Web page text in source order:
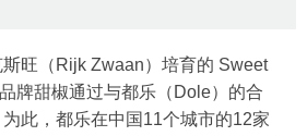
旺（Rijk Zwaan）培育的 Sweet
牌甜椒通过与都乐（Dole）的合
此，都乐在中国11个城市的12家